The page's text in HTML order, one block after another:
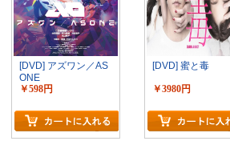
[DVD] アズワン／AS
ONE
￥598円
[DVD] 蜜と毒
￥3980円